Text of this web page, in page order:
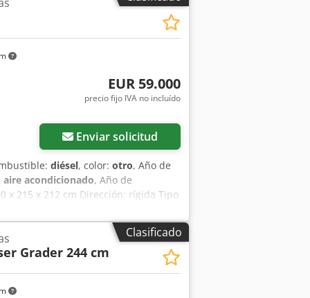
EUR 59.000
precio fijo IVA no incluído
Enviar solicitud
diésel, color: otro, Año de
aire acondicionado, Año de
x 215 x 212 cm Dirección: rígida Tipo
Estado técnico: muy bueno Estado
- Faros de trabajo - Orugas
= Dcjdpfx Akoyc Nxteqjk Tren
EE.UU. Estado Tipo CE: CE
pintura original.
Clasificado
Grader 244 cm